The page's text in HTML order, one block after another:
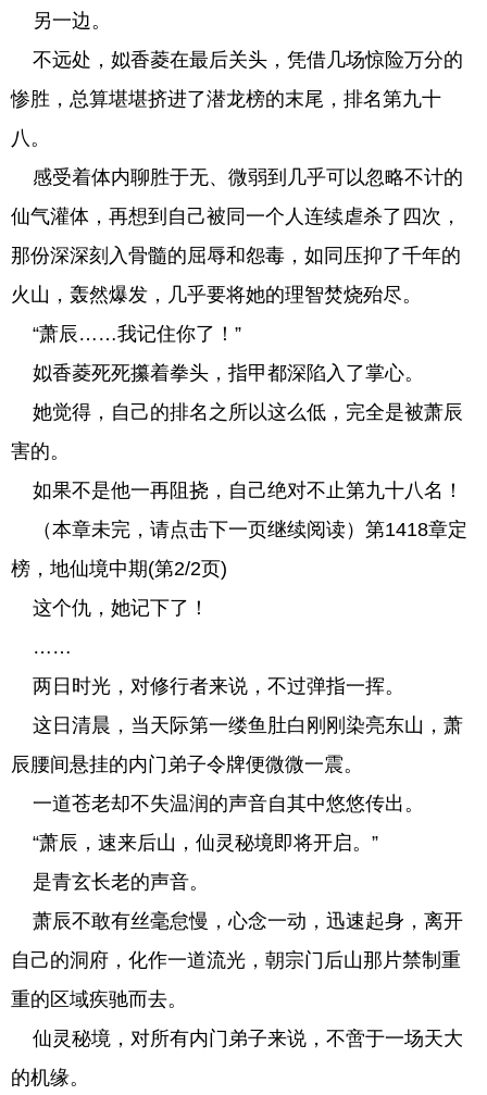
另一边。
不远处，姒香菱在最后关头，凭借几场惊险万分的
惨胜，总算堪堪挤进了潜龙榜的末尾，排名第九十
八。
感受着体内聊胜于无、微弱到几乎可以忽略不计的
仙气灌体，再想到自己被同一个人连续虐杀了四次，
那份深深刻入骨髓的屈辱和怨毒，如同压抑了千年的
火山，轰然爆发，几乎要将她的理智焚烧殆尽。
“萧辰……我记住你了！”
姒香菱死死攥着拳头，指甲都深陷入了掌心。
她觉得，自己的排名之所以这么低，完全是被萧辰
害的。
如果不是他一再阻挠，自己绝对不止第九十八名！
（本章未完，请点击下一页继续阅读）第1418章定
榜，地仙境中期(第2/2页)
这个仇，她记下了！
……
两日时光，对修行者来说，不过弹指一挥。
这日清晨，当天际第一缕鱼肚白刚刚染亮东山，萧
辰腰间悬挂的内门弟子令牌便微微一震。
一道苍老却不失温润的声音自其中悠悠传出。
“萧辰，速来后山，仙灵秘境即将开启。”
是青玄长老的声音。
萧辰不敢有丝毫怠慢，心念一动，迅速起身，离开
自己的洞府，化作一道流光，朝宗门后山那片禁制重
重的区域疾驰而去。
仙灵秘境，对所有内门弟子来说，不啻于一场天大
的机缘。